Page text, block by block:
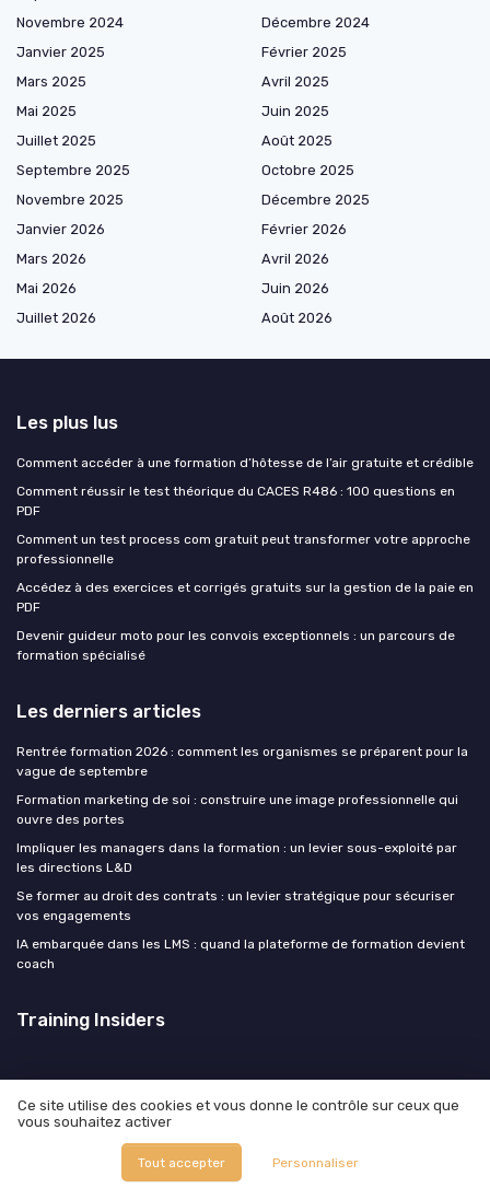
Novembre 2024
Décembre 2024
Janvier 2025
Février 2025
Mars 2025
Avril 2025
Mai 2025
Juin 2025
Juillet 2025
Août 2025
Septembre 2025
Octobre 2025
Novembre 2025
Décembre 2025
Janvier 2026
Février 2026
Mars 2026
Avril 2026
Mai 2026
Juin 2026
Juillet 2026
Août 2026
Les plus lus
Comment accéder à une formation d’hôtesse de l’air gratuite et crédible
Comment réussir le test théorique du CACES R486 : 100 questions en
PDF
Comment un test process com gratuit peut transformer votre approche
professionnelle
Accédez à des exercices et corrigés gratuits sur la gestion de la paie en
PDF
Devenir guideur moto pour les convois exceptionnels : un parcours de
formation spécialisé
Les derniers articles
Rentrée formation 2026 : comment les organismes se préparent pour la
vague de septembre
Formation marketing de soi : construire une image professionnelle qui
ouvre des portes
Impliquer les managers dans la formation : un levier sous-exploité par
les directions L&D
Se former au droit des contrats : un levier stratégique pour sécuriser
vos engagements
IA embarquée dans les LMS : quand la plateforme de formation devient
coach
Training Insiders
Mentions légales
© Training Insiders 2026
Ce site utilise des cookies et vous donne le contrôle sur ceux que
vous souhaitez activer
Tout accepter Personnaliser